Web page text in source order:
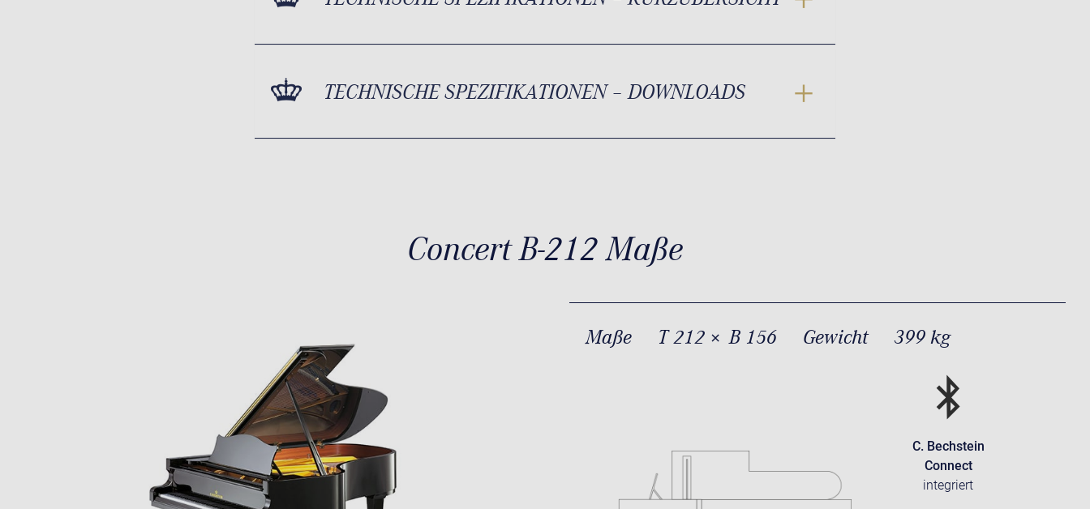
TECHNISCHE SPEZIFIKATIONEN – DOWNLOADS
Concert B-212 Maße
Maße T 212 × B 156 Gewicht 399 kg
C. Bechstein
Connect
integriert